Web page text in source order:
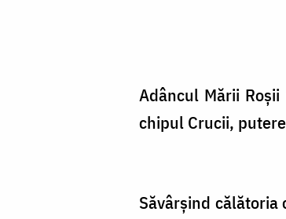
Adâncul Mării
chipul Crucii,
Săvârşind